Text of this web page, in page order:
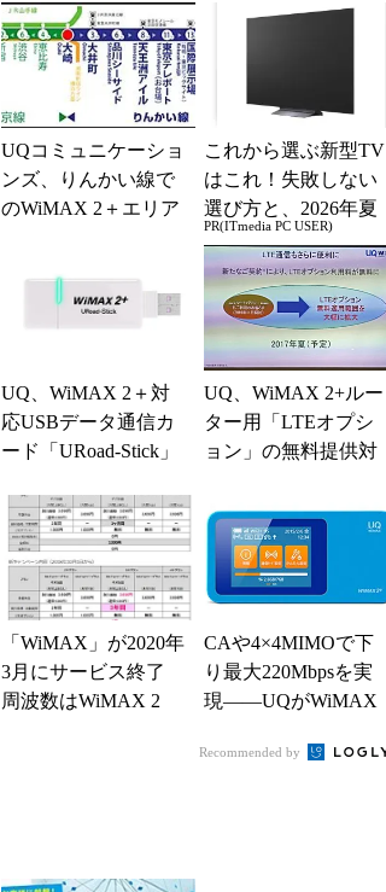
UQコミュニケーショ
ンズ、りんかい線で
のWiMAX 2＋エリア
これから選ぶ新型TV
はこれ！失敗しない
選び方と、2026年夏
の一押しモデル
PR(ITmedia PC USER)
UQ、WiMAX 2＋対
応USBデータ通信カ
ード「URoad-Stick」
UQ、WiMAX 2+ルー
ター用「LTEオプシ
ョン」の無料提供対
めどに
「WiMAX」が2020年
3月にサービス終了
周波数はWiMAX 2
CAや4×4MIMOで下
り最大220Mbpsを実
現――UQがWiMAX
を発表
Recommended by